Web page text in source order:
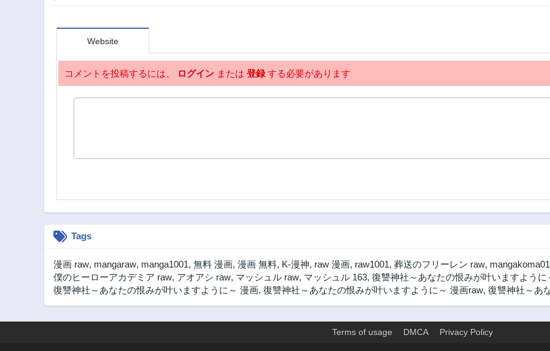
戻ってこいと言わ
れてももう知らん!
Website
コメントを投稿するには、 ログイン または 登録する必要があります
Tags
漫画 raw, mangaraw, manga1001, 無料 漫画, 漫画 無料, K-漫神, raw 漫画, raw1001, 葬送のフリーレン raw, mangakoma01
僕のヒーローアカデミア raw, アオアシ raw, マッシュル raw, マッシュル 163, 復讐神社～あなたの恨みが叶いますように
復讐神社～あなたの恨みが叶いますように～ 漫画, 復讐神社～あなたの恨みが叶いますように～ 漫画raw, 復讐神社～あ
Terms of usage DMCA Privacy Policy